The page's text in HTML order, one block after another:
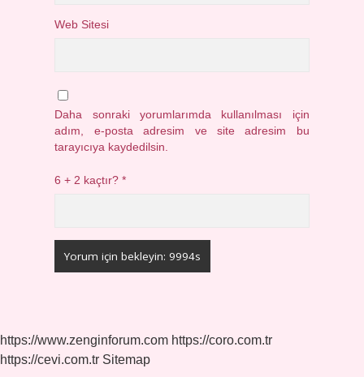
Web Sitesi
Daha sonraki yorumlarımda kullanılması için
adım, e-posta adresim ve site adresim bu
tarayıcıya kaydedilsin.
6 + 2 kaçtır?*
https://www.zenginforum.com https://coro.com.tr
https://cevi.com.tr Sitemap